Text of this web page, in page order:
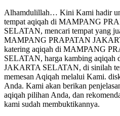
Alhamdulillah… Kini Kami hadir
tempat aqiqah di MAMPANG
SELATAN, mencari tempat yang
MAMPANG PRAPATAN
katering aqiqah di MAMPANG
SELATAN, harga kambing
JAKARTA SELATAN, di sinilah
memesan Aqiqah melalui Kami.
Anda. Kami akan berikan
aqiqah pilihan Anda, dan
kami sudah membuktikannya.